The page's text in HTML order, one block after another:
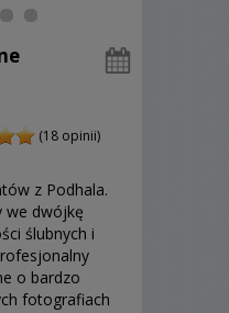
(18 opinii)
z Podhala.
we dwójkę
ślubnych i
o bardzo
fotografiach